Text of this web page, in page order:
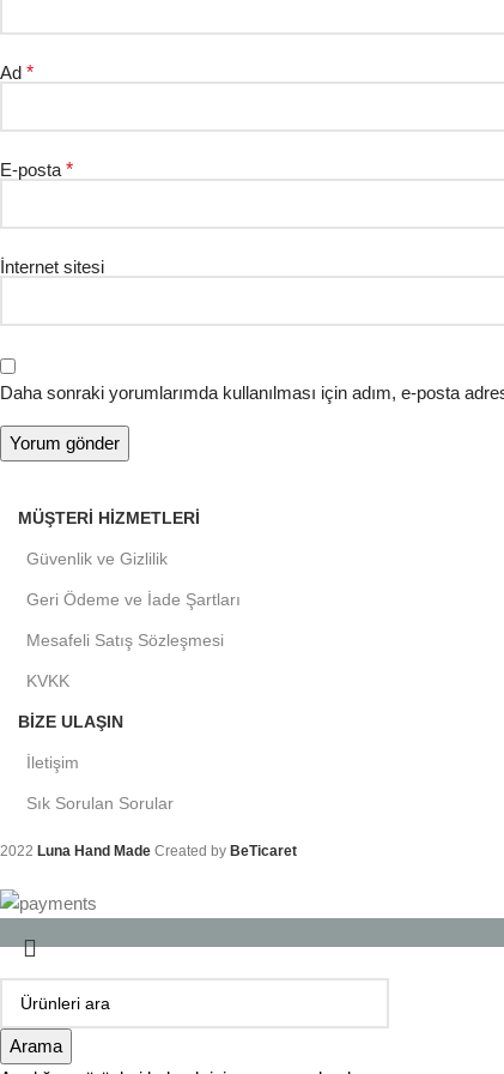
Ad *
E-posta *
İnternet sitesi
Daha sonraki yorumlarımda kullanılması için adım, e-posta
MÜŞTERI HIZMETLERI
Güvenlik ve Gizlilik
Geri Ödeme ve İade Şartları
Mesafeli Satış Sözleşmesi
KVKK
BIZE ULAŞIN
İletişim
Sık Sorulan Sorular
2022 Luna Hand Made Created by BeTicaret
Arama